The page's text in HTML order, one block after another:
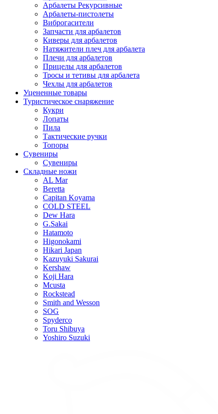
Арбалеты Рекурсивные
Арбалеты-пистолеты
Виброгасители
Запчасти для арбалетов
Киверы для арбалетов
Натяжители плеч для арбалета
Плечи для арбалетов
Прицелы для арбалетов
Тросы и тетивы для арбалета
Чехлы для арбалетов
Уцененные товары
Туристическое снаряжение
Кукри
Лопаты
Пила
Тактические ручки
Топоры
Сувениры
Сувениры
Складные ножи
AL Mar
Beretta
Capitan Koyama
COLD STEEL
Dew Hara
G.Sakai
Hatamoto
Higonokami
Hikari Japan
Kazuyuki Sakurai
Kershaw
Koji Hara
Mcusta
Rockstead
Smith and Wesson
SOG
Spyderco
Toru Shibuya
Yoshiro Suzuki